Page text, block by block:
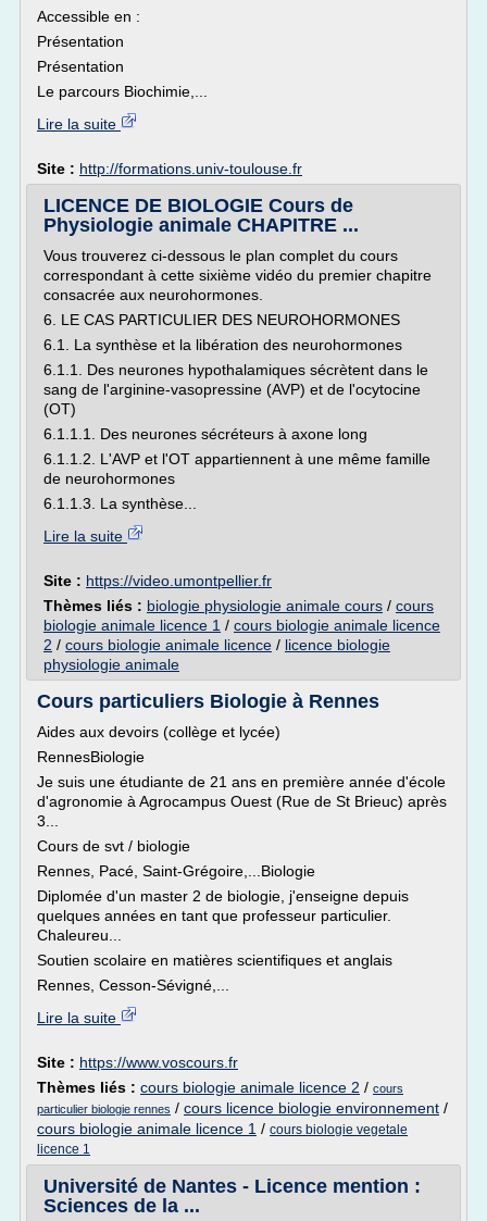
Accessible en :
Présentation
Présentation
Le parcours Biochimie,...
Lire la suite
Site : http://formations.univ-toulouse.fr
LICENCE DE BIOLOGIE Cours de
Physiologie animale CHAPITRE ...
Vous trouverez ci-dessous le plan complet du cours
correspondant à cette sixième vidéo du premier chapitre
consacrée aux neurohormones.
6. LE CAS PARTICULIER DES NEUROHORMONES
6.1. La synthèse et la libération des neurohormones
6.1.1. Des neurones hypothalamiques sécrètent dans le
sang de l'arginine-vasopressine (AVP) et de l'ocytocine
(OT)
6.1.1.1. Des neurones sécréteurs à axone long
6.1.1.2. L'AVP et l'OT appartiennent à une même famille
de neurohormones
6.1.1.3. La synthèse...
Lire la suite
Site : https://video.umontpellier.fr
Thèmes liés : biologie physiologie animale cours / cours
biologie animale licence 1 / cours biologie animale licence
2 / cours biologie animale licence / licence biologie
physiologie animale
Cours particuliers Biologie à Rennes
Aides aux devoirs (collège et lycée)
RennesBiologie
Je suis une étudiante de 21 ans en première année d'école
d'agronomie à Agrocampus Ouest (Rue de St Brieuc) après
3...
Cours de svt / biologie
Rennes, Pacé, Saint-Grégoire,...Biologie
Diplomée d'un master 2 de biologie, j'enseigne depuis
quelques années en tant que professeur particulier.
Chaleureu...
Soutien scolaire en matières scientifiques et anglais
Rennes, Cesson-Sévigné,...
Lire la suite
Site : https://www.voscours.fr
Thèmes liés : cours biologie animale licence 2 / cours
particulier biologie rennes / cours licence biologie environnement /
cours biologie animale licence 1 / cours biologie vegetale
licence 1
Université de Nantes - Licence mention :
Sciences de la ...